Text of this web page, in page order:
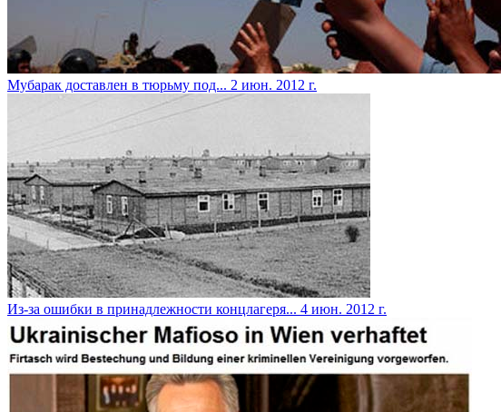
Мубарак доставлен в тюрьму под... 2 июн. 2012 г.
Из-за ошибки в принадлежности концлагеря... 4 июн. 2012 г.